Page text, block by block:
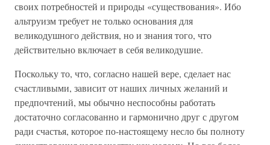
своих потребностей и природы «существования». Ибо
альтруизм требует не только основания для
великодушного действия, но и знания того, что
действительно включает в себя великодушие.
Поскольку то, что, согласно нашей вере, сделает нас
счастливыми, зависит от наших личных желаний и
предпочтений, мы обычно неспособны работать
достаточно согласованно и гармонично друг с другом
ради счастья, которое по-настоящему несло бы полноту